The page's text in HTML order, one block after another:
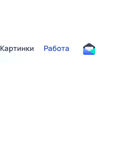
Картинки Работа